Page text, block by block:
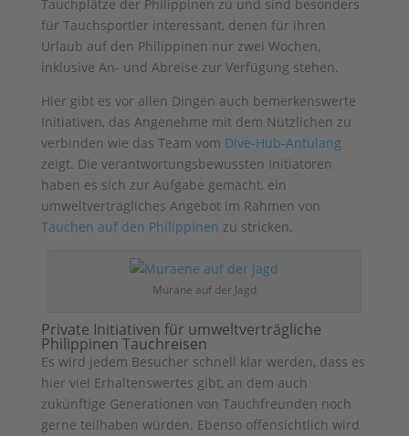
Tauchplätze der Philippinen zu und sind besonders
für Tauchsportler interessant, denen für ihren
Urlaub auf den Philippinen nur zwei Wochen,
inklusive An- und Abreise zur Verfügung stehen.
Hier gibt es vor allen Dingen auch bemerkenswerte
Initiativen, das Angenehme mit dem Nützlichen zu
verbinden wie das Team vom Dive-Hub-Antulang
zeigt. Die verantwortungsbewussten Initiatoren
haben es sich zur Aufgabe gemacht, ein
umweltverträgliches Angebot im Rahmen von
Tauchen auf den Philippinen zu stricken.
Muräne auf der Jagd
Private Initiativen für umweltverträgliche
Philippinen Tauchreisen
Es wird jedem Besucher schnell klar werden, dass es
hier viel Erhaltenswertes gibt, an dem auch
zukünftige Generationen von Tauchfreunden noch
gerne teilhaben würden. Ebenso offensichtlich wird